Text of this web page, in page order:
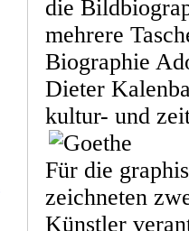
die
mehrere
Biographie
Dieter
kultur- und
Für die
zeichneten
Künstler